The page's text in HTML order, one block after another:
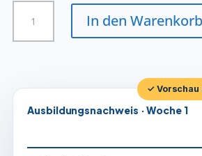
Servicefachkraft
Dialogmarketing
In den Warenkorb
✓ Vorschau
Ausbildungsnachweis · Woche 1